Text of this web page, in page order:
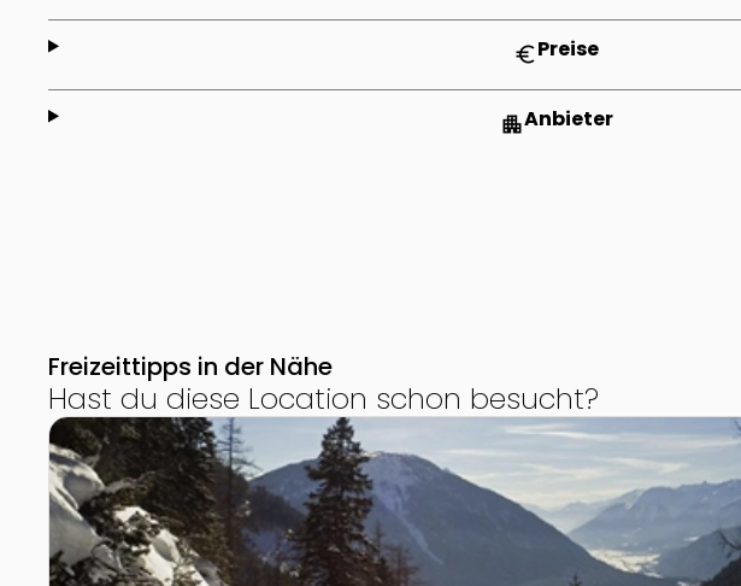
euroPreise
apartmentAnbieter
Freizeittipps in der Nähe
Hast du diese Location schon besucht?
Zur Detailseite von Naturrodelbahn Lehnberg